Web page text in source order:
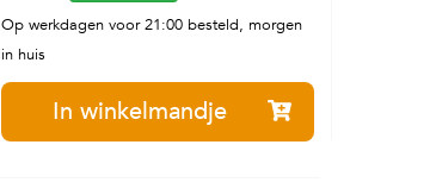
Op werkdagen voor 21:00 besteld, morgen
in huis
In winkelmandje